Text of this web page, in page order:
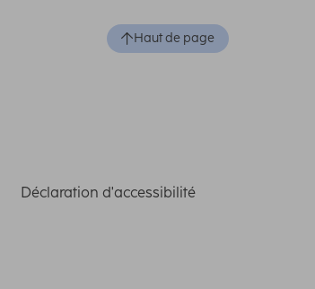
Haut de page
Déclaration d'accessibilité